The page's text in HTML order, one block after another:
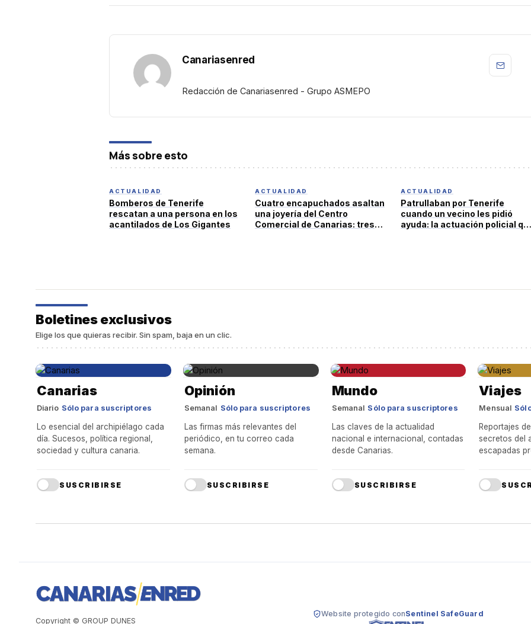
Canariasenred
Redacción de Canariasenred - Grupo ASMEPO
Más sobre esto
ACTUALIDAD
Bomberos de Tenerife
rescatan a una persona en los
acantilados de Los Gigantes
ACTUALIDAD
Cuatro encapuchados asaltan
una joyería del Centro
Comercial de Canarias: tres
ACTUALIDAD
Patrullaban por Tenerife
cuando un vecino les pidió
ayuda: la actuación policial
Boletines exclusivos
Elige los que quieras recibir. Sin spam, baja en un clic.
Canarias
Diario Sólo para suscriptores
Lo esencial del archipiélago cada
día. Sucesos, política regional,
sociedad y cultura canaria.
SUSCRIBIRSE
Opinión
Semanal Sólo para suscriptores
Las firmas más relevantes del
periódico, en tu correo cada
semana.
SUSCRIBIRSE
Mundo
Semanal Sólo para suscriptores
Las claves de la actualidad
nacional e internacional, contadas
desde Canarias.
SUSCRIBIRSE
Viajes
Mensual
Reportajes
secretos del
escapadas
Copyright © GROUP DUNES
Website protegido conSentinel SafeGuard